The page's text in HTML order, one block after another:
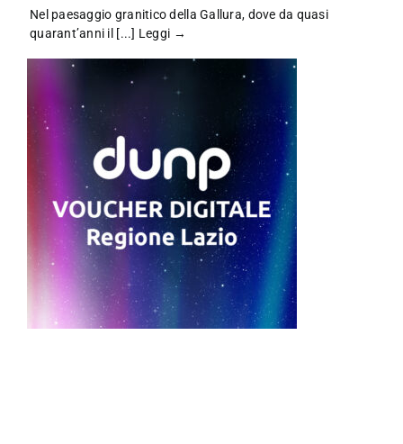
Nel paesaggio granitico della Gallura, dove da quasi
quarant’anni il [...] Leggi →